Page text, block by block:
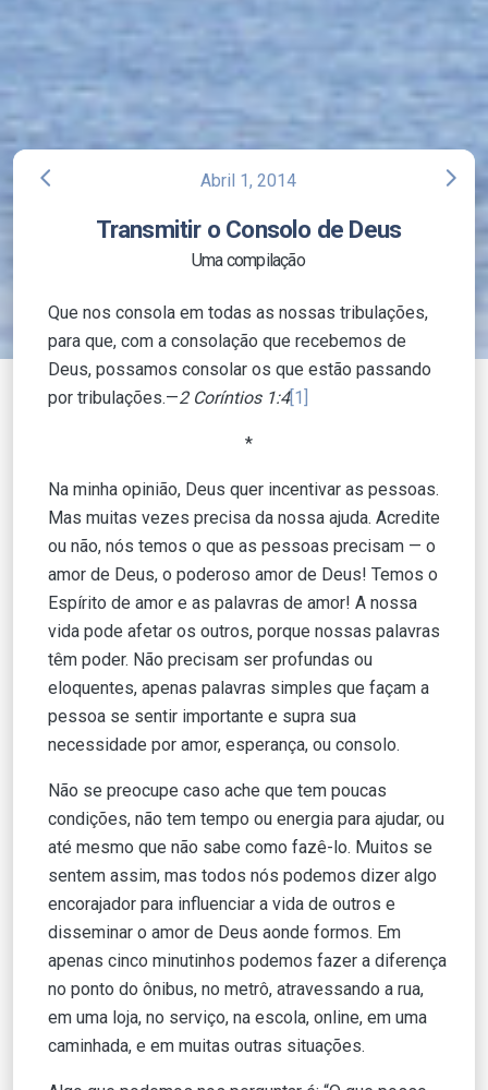
arrow_back_ios Abril 1, 2014 arrow_forward_ios
Transmitir o Consolo de Deus
Uma compilação
Que nos consola em todas as nossas tribulações,
para que, com a consolação que recebemos de
Deus, possamos consolar os que estão passando
por tribulações.—2 Coríntios 1:4[1]
*
Na minha opinião, Deus quer incentivar as pessoas.
Mas muitas vezes precisa da nossa ajuda. Acredite
ou não, nós temos o que as pessoas precisam — o
amor de Deus, o poderoso amor de Deus! Temos o
Espírito de amor e as palavras de amor! A nossa
vida pode afetar os outros, porque nossas palavras
têm poder. Não precisam ser profundas ou
eloquentes, apenas palavras simples que façam a
pessoa se sentir importante e supra sua
necessidade por amor, esperança, ou consolo.
Não se preocupe caso ache que tem poucas
condições, não tem tempo ou energia para ajudar, ou
até mesmo que não sabe como fazê-lo. Muitos se
sentem assim, mas todos nós podemos dizer algo
encorajador para influenciar a vida de outros e
disseminar o amor de Deus aonde formos. Em
apenas cinco minutinhos podemos fazer a diferença
no ponto do ônibus, no metrô, atravessando a rua,
em uma loja, no serviço, na escola, online, em uma
caminhada, e em muitas outras situações.